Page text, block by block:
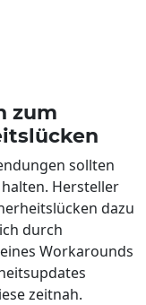
zum
sollten
Hersteller
dazu
durch
Workarounds
zeitnah.